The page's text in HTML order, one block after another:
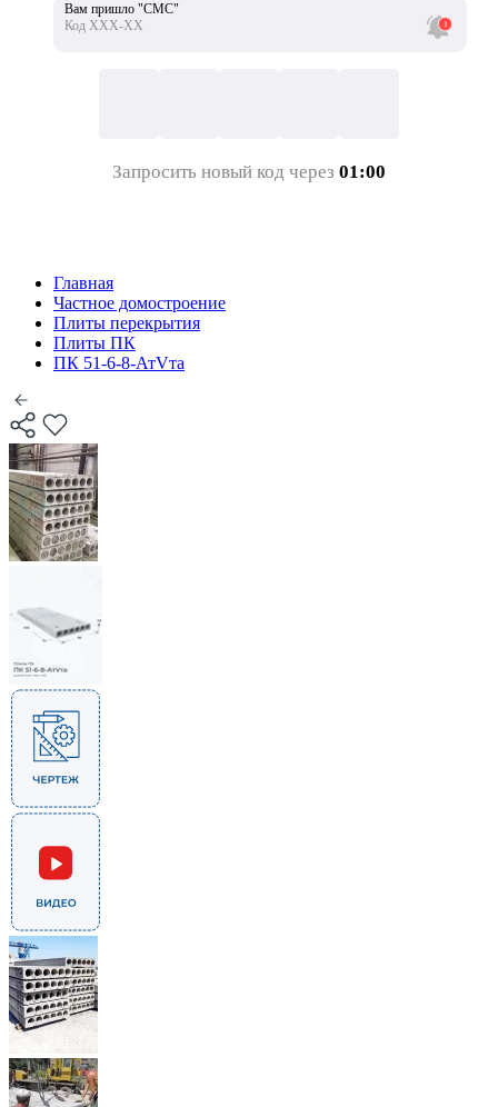
Вам пришло "СМС"
Код ХХХ-ХХ
Запросить новый код через 01:00
Главная
Частное домостроение
Плиты перекрытия
Плиты ПК
ПК 51-6-8-АтVта